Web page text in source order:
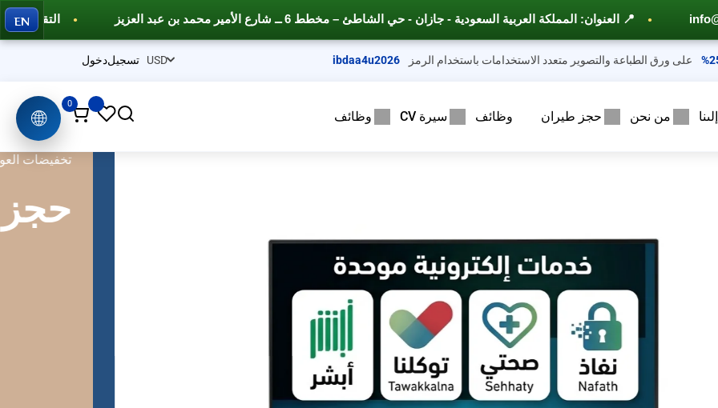
على ورق الطباعة والتصوير متعدد الاستخدامات باستخدام الرمز ibdaa4u2026
- جازان - حي الشاطئ – مخطط 6 ــ شارع الأمير محمد بن عبد العزيز التقديم في نظام نور وفارس دورات
EN
تسجيلدخول
من نحن حجز طيران وظائف سيرة CV وظائف
0
🌐